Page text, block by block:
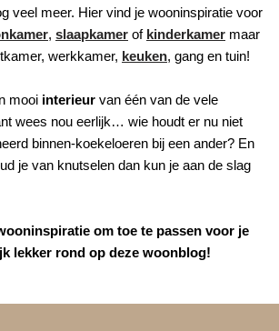
veel meer. Hier vind je wooninspiratie voor
, slaapkamer of kinderkamer maar
werkkamer, keuken, gang en tuin!
mooi interieur van één van de vele
wees nou eerlijk… wie houdt er nu niet
binnen-koekeloeren bij een ander? En
je van knutselen dan kun je aan de slag
om toe te passen voor je
lekker rond op deze woonblog!